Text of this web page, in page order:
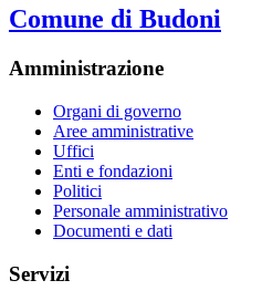
Comune di Budoni
Amministrazione
Organi di governo
Aree amministrative
Uffici
Enti e fondazioni
Politici
Personale amministrativo
Documenti e dati
Servizi